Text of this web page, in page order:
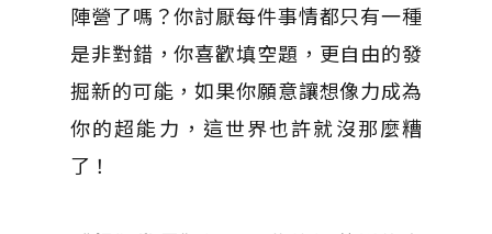
陣營了嗎？你討厭每件事情都只有一種
是非對錯，你喜歡填空題，更自由的發
掘新的可能，如果你願意讓想像力成為
你的超能力，這世界也許就沒那麼糟
了！